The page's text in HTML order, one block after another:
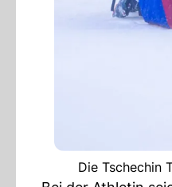
Die Tschechin